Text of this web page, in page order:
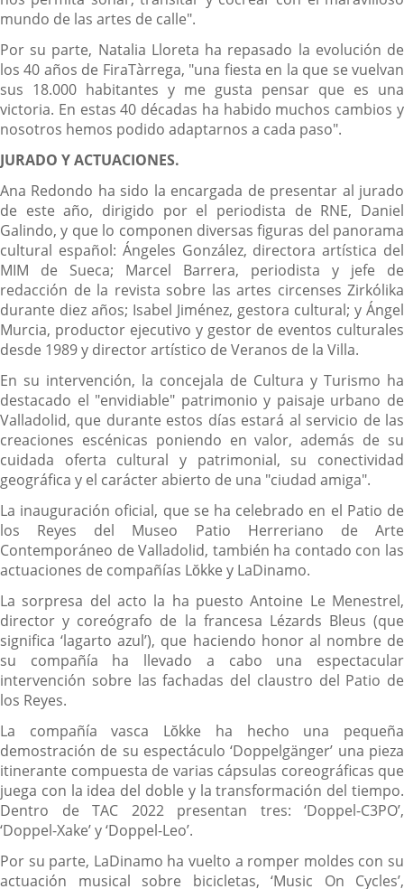
mundo de las artes de calle".
Por su parte, Natalia Lloreta ha repasado la evolución de
los 40 años de FiraTàrrega, "una fiesta en la que se vuelvan
sus 18.000 habitantes y me gusta pensar que es una
victoria. En estas 40 décadas ha habido muchos cambios y
nosotros hemos podido adaptarnos a cada paso".
JURADO Y ACTUACIONES.
Ana Redondo ha sido la encargada de presentar al jurado
de este año, dirigido por el periodista de RNE, Daniel
Galindo, y que lo componen diversas figuras del panorama
cultural español: Ángeles González, directora artística del
MIM de Sueca; Marcel Barrera, periodista y jefe de
redacción de la revista sobre las artes circenses Zirkólika
durante diez años; Isabel Jiménez, gestora cultural; y Ángel
Murcia, productor ejecutivo y gestor de eventos culturales
desde 1989 y director artístico de Veranos de la Villa.
En su intervención, la concejala de Cultura y Turismo ha
destacado el "envidiable" patrimonio y paisaje urbano de
Valladolid, que durante estos días estará al servicio de las
creaciones escénicas poniendo en valor, además de su
cuidada oferta cultural y patrimonial, su conectividad
geográfica y el carácter abierto de una "ciudad amiga".
La inauguración oficial, que se ha celebrado en el Patio de
los Reyes del Museo Patio Herreriano de Arte
Contemporáneo de Valladolid, también ha contado con las
actuaciones de compañías Lŏkke y LaDinamo.
La sorpresa del acto la ha puesto Antoine Le Menestrel,
director y coreógrafo de la francesa Lézards Bleus (que
significa ‘lagarto azul’), que haciendo honor al nombre de
su compañía ha llevado a cabo una espectacular
intervención sobre las fachadas del claustro del Patio de
los Reyes.
La compañía vasca Lŏkke ha hecho una pequeña
demostración de su espectáculo ‘Doppelgänger’ una pieza
itinerante compuesta de varias cápsulas coreográficas que
juega con la idea del doble y la transformación del tiempo.
Dentro de TAC 2022 presentan tres: ‘Doppel-C3PO’,
‘Doppel-Xake’ y ‘Doppel-Leo’.
Por su parte, LaDinamo ha vuelto a romper moldes con su
actuación musical sobre bicicletas, ‘Music On Cycles’,